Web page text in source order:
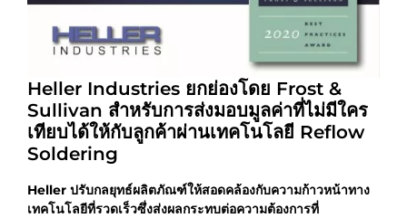
Heller Industries ยกย่องโดย Frost &
Sullivan สำหรับการส่งมอบมูลค่าที่ไม่มีใคร
เทียบได้ให้กับลูกค้าผ่านเทคโนโลยี Reflow
Soldering
Heller ปรับกลยุทธ์ผลิตภัณฑ์ให้สอดคล้องกับความก้าวหน้าทาง
เทคโนโลยีที่รวดเร็วซึ่งส่งผลกระทบต่อความต้องการที่